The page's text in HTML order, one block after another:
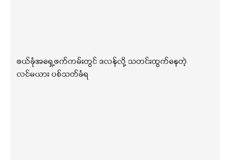
ဖယ်ခုံအရှေ့ဖက်ကမ်းတွင် ဒလန်လို့ သတင်းထွက်နေတဲ့
လင်မယား ပစ်သတ်ခံရ